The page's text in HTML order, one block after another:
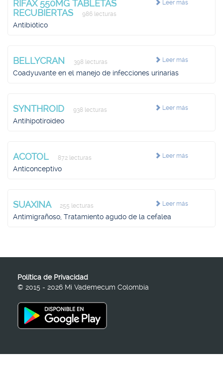
Leer más
RIFAX 550MG TABLETAS
RECUBIERTAS
986 lecturas
Antibiótico
Leer más
BELLYCRAN 398 lecturas
Coadyuvante en el manejo de infecciones urinarias
Leer más
SYNTHROID 938 lecturas
Antihipotiroideo
Leer más
ACOTOL 872 lecturas
Anticonceptivo
Leer más
SUAXINA 255 lecturas
Antimigrañoso, Tratamiento agudo de la cefalea
Política de Privacidad
© 2015 - 2026 Mi Vademecum Colombia